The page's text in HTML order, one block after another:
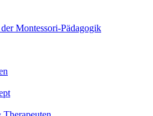
Montessori-Pädagogik